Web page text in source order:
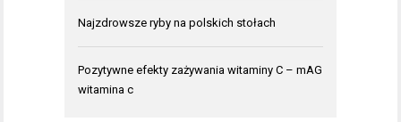
Najzdrowsze ryby na polskich stołach
Pozytywne efekty zażywania witaminy C – mAG
witamina c